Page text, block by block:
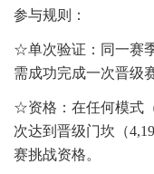
参与规则：
☆单次验证：同一赛
需成功完成一次晋级
☆资格：在任何模式
次达到晋级门坎（
赛挑战资格。